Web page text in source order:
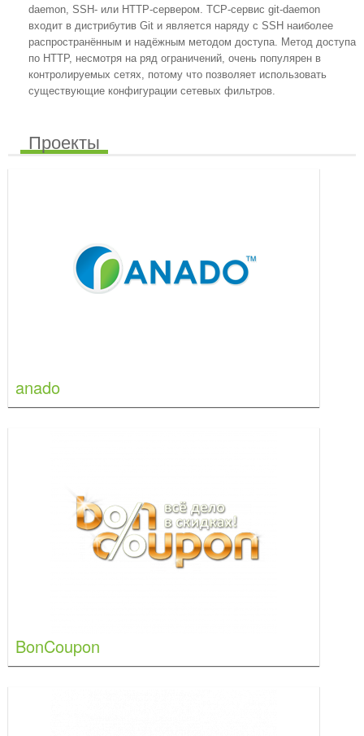
daemon, SSH- или HTTP-сервером. TCP-сервис git-daemon
входит в дистрибутив Git и является наряду с SSH наиболее
распространённым и надёжным методом доступа. Метод доступа
по HTTP, несмотря на ряд ограничений, очень популярен в
контролируемых сетях, потому что позволяет использовать
существующие конфигурации сетевых фильтров.
Проекты
anado
BonCoupon